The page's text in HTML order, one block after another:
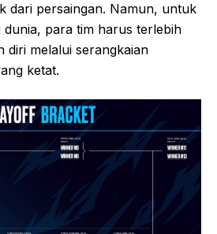
dari persaingan. Namun, untuk
dunia, para tim harus terlebih
diri melalui serangkaian
ketat.